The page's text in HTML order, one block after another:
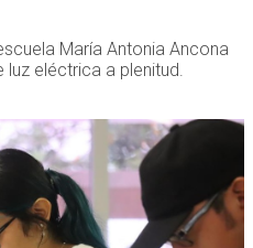
María Antonia Ancona
eléctrica a plenitud.